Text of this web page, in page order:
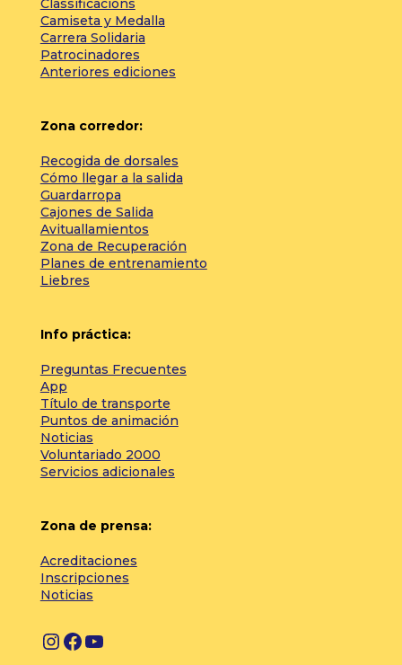
Classificacions
Camiseta y Medalla
Carrera Solidaria
Patrocinadores
Anteriores ediciones
Zona corredor:
Recogida de dorsales
Cómo llegar a la salida
Guardarropa
Cajones de Salida
Avituallamientos
Zona de Recuperación
Planes de entrenamiento
Liebres
Info práctica:
Preguntas Frecuentes
App
Título de transporte
Puntos de animación
Noticias
Voluntariado 2000
Servicios adicionales
Zona de prensa:
Acreditaciones
Inscripciones
Noticias
I
F Y